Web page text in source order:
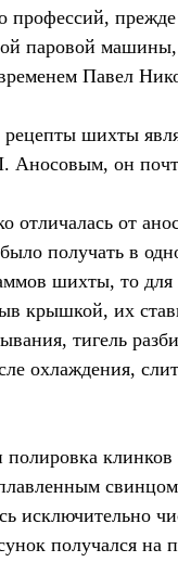
профессий,
паровой машины,
Павел
шихты
Аносовым, он
отличалась от
получать в
шихты, то для
крышкой, их
тигель
охлаждения,
полировка
исключительно
получался на